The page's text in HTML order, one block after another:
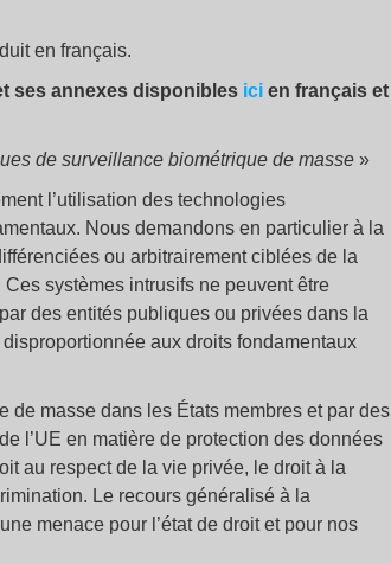
en français.
ses annexes disponibles ici en français et
de surveillance biométrique de masse »
l’utilisation des technologies
Nous demandons en particulier à la
ou arbitrairement ciblées de la
systèmes intrusifs ne peuvent être
des entités publiques ou privées dans la
aux droits fondamentaux
de masse dans les États membres et par des
l’UE en matière de protection des données
au respect de la vie privée, le droit à la
Le recours généralisé à la
menace pour l’état de droit et pour nos